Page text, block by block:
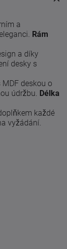
a
Rám
a díky
desky s
deskou o
údržbu. Délka
každé
vyžádání.